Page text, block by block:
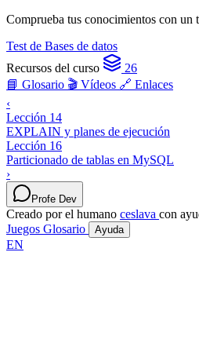
Comprueba tus conocimientos con un
Test de Bases de datos
Recursos del curso
26
📘 Glosario 🎬 Vídeos 🔗 Enlaces
‹
Lección 14
EXPLAIN y planes de ejecución
Lección 16
Particionado de tablas en MySQL
›
Profe Dev
Creado por el humano ceslava con
Juegos Glosario Ayuda
EN